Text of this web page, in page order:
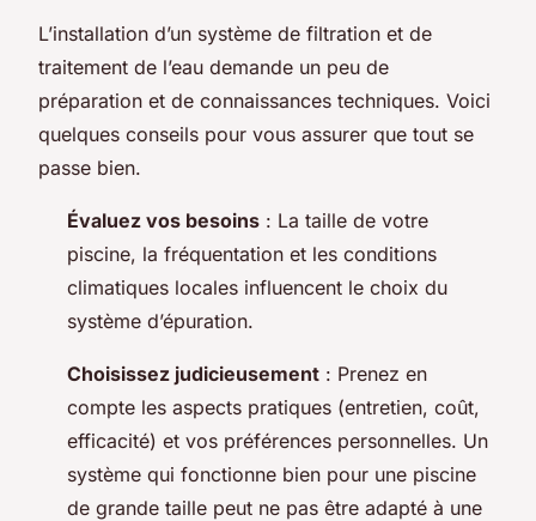
L’installation d’un système de filtration et de
traitement de l’eau demande un peu de
préparation et de connaissances techniques. Voici
quelques conseils pour vous assurer que tout se
passe bien.
Évaluez vos besoins : La taille de votre
piscine, la fréquentation et les conditions
climatiques locales influencent le choix du
système d’épuration.
Choisissez judicieusement : Prenez en
compte les aspects pratiques (entretien, coût,
efficacité) et vos préférences personnelles. Un
système qui fonctionne bien pour une piscine
de grande taille peut ne pas être adapté à une